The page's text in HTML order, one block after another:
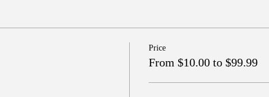
Price
From $10.00 to $99.99